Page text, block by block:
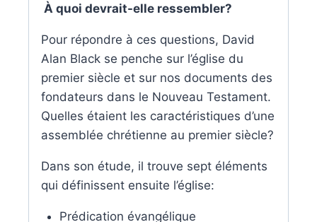
À quoi devrait-elle ressembler?
Pour répondre à ces questions, David
Alan Black se penche sur l’église du
premier siècle et sur nos documents des
fondateurs dans le Nouveau Testament.
Quelles étaient les caractéristiques d’une
assemblée chrétienne au premier siècle?
Dans son étude, il trouve sept éléments
qui définissent ensuite l’église:
Prédication évangélique